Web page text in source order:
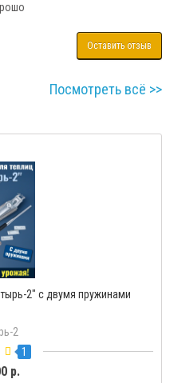
Оставить отзыв
Посмотреть всё >>
2" с двумя пружинами
2
1
р.